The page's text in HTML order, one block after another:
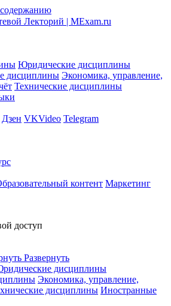
Юридические дисциплины
дисциплины Экономика, управление,
Технические дисциплины
Дзен VKVideo Telegram
контент Маркетинг
доступ
Развернуть
дисциплины
Экономика, управление,
дисциплины Иностранные